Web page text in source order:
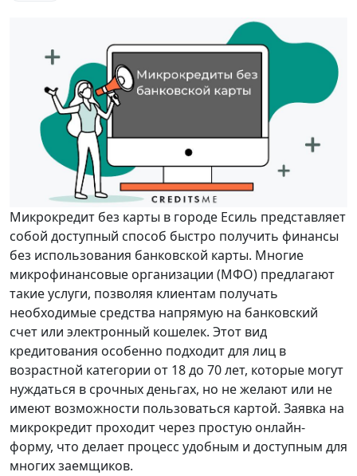
Микрокредит без карты в городе Есиль представляет
собой доступный способ быстро получить финансы
без использования банковской карты. Многие
микрофинансовые организации (МФО) предлагают
такие услуги, позволяя клиентам получать
необходимые средства напрямую на банковский
счет или электронный кошелек. Этот вид
кредитования особенно подходит для лиц в
возрастной категории от 18 до 70 лет, которые могут
нуждаться в срочных деньгах, но не желают или не
имеют возможности пользоваться картой. Заявка на
микрокредит проходит через простую онлайн-
форму, что делает процесс удобным и доступным для
многих заемщиков.